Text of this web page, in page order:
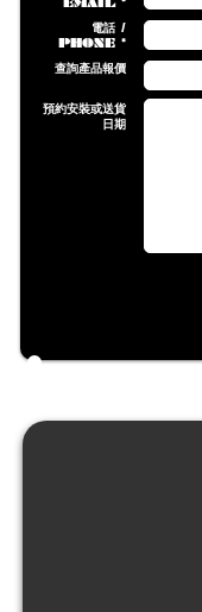
電話 /
PHONE *
查詢產品報價
預約安裝或送貨
日期